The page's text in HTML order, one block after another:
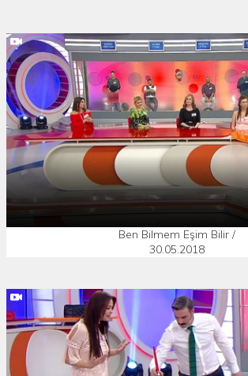
Ben Bilmem Eşim Bilir /
30.05.2018